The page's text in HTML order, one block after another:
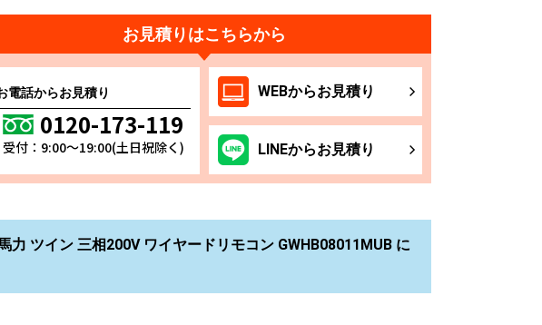
お見積りはこちらから
電話からお見積り
0120-173-119
受付：9:00～19:00(土日祝除く)
WEBからお見積り
LINEからお見積り
ツイン 三相200V ワイヤードリモコン GWHB08011MUB に